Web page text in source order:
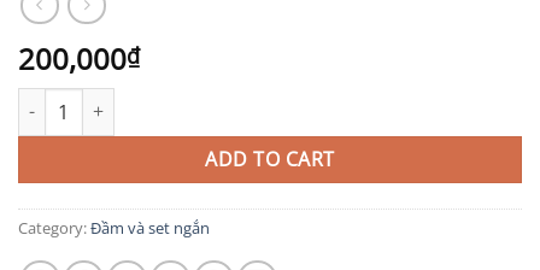
200,000₫
TIT480 quantity
ADD TO CART
Category:Đầm và set ngắn